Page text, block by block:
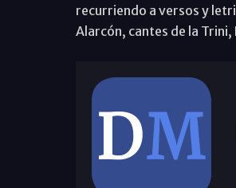
recurriendo a versos y
Alarcón, cantes de la